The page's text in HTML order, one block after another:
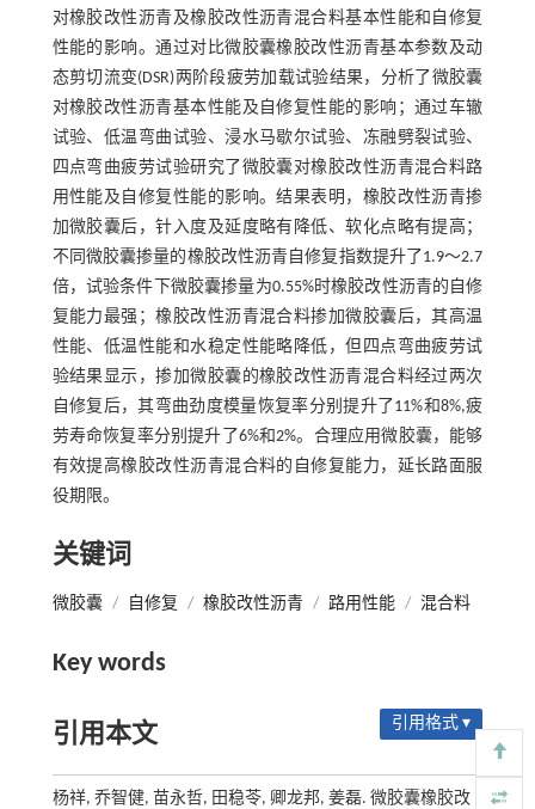
对橡胶改性沥青及橡胶改性沥青混合料基本性能和自修复
性能的影响。通过对比微胶囊橡胶改性沥青基本参数及动
态剪切流变(DSR)两阶段疲劳加载试验结果，分析了微胶囊
对橡胶改性沥青基本性能及自修复性能的影响；通过车辙
试验、低温弯曲试验、浸水马歇尔试验、冻融劈裂试验、
四点弯曲疲劳试验研究了微胶囊对橡胶改性沥青混合料路
用性能及自修复性能的影响。结果表明，橡胶改性沥青掺
加微胶囊后，针入度及延度略有降低、软化点略有提高；
不同微胶囊掺量的橡胶改性沥青自修复指数提升了1.9～2.7
倍，试验条件下微胶囊掺量为0.55%时橡胶改性沥青的自修
复能力最强；橡胶改性沥青混合料掺加微胶囊后，其高温
性能、低温性能和水稳定性能略降低，但四点弯曲疲劳试
验结果显示，掺加微胶囊的橡胶改性沥青混合料经过两次
自修复后，其弯曲劲度模量恢复率分别提升了11%和8%,疲
劳寿命恢复率分别提升了6%和2%。合理应用微胶囊，能够
有效提高橡胶改性沥青混合料的自修复能力，延长路面服
役期限。
关键词
微胶囊 / 自修复 / 橡胶改性沥青 / 路用性能 / 混合料
Key words
引用本文 引用格式 ▾
杨祥, 乔智健, 苗永哲, 田稳苓, 卿龙邦, 姜磊. 微胶囊橡胶改